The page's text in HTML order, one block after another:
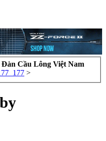
Cầu Lông Việt Nam
>